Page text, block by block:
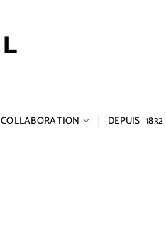
COLLABORATION DEPUIS 1832